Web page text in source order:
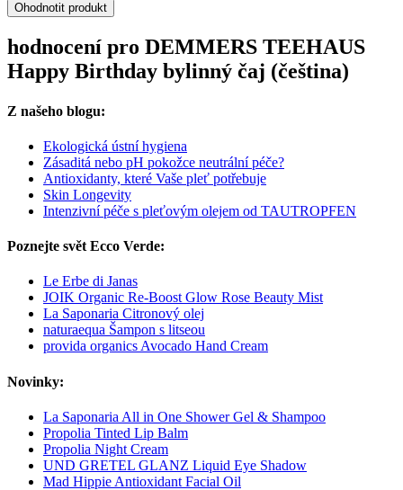
Ohodnotit produkt
hodnocení pro DEMMERS TEEHAUS
Happy Birthday bylinný čaj (čeština)
Z našeho blogu:
Ekologická ústní hygiena
Zásaditá nebo pH pokožce neutrální péče?
Antioxidanty, které Vaše pleť potřebuje
Skin Longevity
Intenzivní péče s pleťovým olejem od TAUTROPFEN
Poznejte svět Ecco Verde:
Le Erbe di Janas
JOIK Organic Re-Boost Glow Rose Beauty Mist
La Saponaria Citronový olej
naturaequa Šampon s litseou
provida organics Avocado Hand Cream
Novinky:
La Saponaria All in One Shower Gel & Shampoo
Propolia Tinted Lip Balm
Propolia Night Cream
UND GRETEL GLANZ Liquid Eye Shadow
Mad Hippie Antioxidant Facial Oil